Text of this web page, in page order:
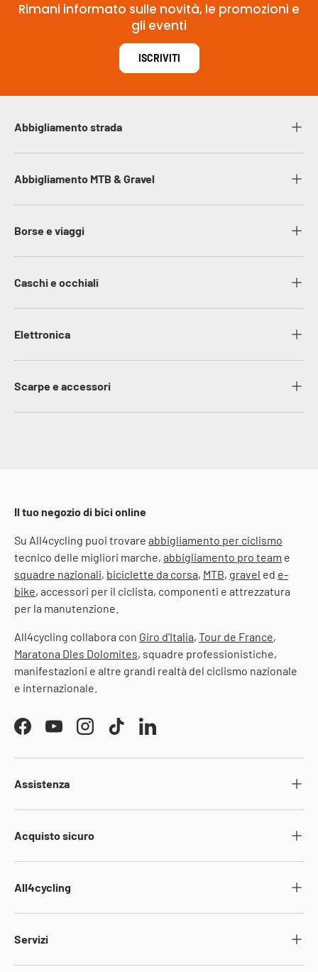
Rimani informato sulle novità, le promozioni e
gli eventi
ISCRIVITI
Abbigliamento strada
Abbigliamento MTB & Gravel
Borse e viaggi
Caschi e occhiali
Elettronica
Scarpe e accessori
Il tuo negozio di bici online
Su All4cycling puoi trovare abbigliamento per ciclismo
tecnico delle migliori marche, abbigliamento pro team e
squadre nazionali, biciclette da corsa, MTB, gravel ed e-
bike, accessori per il ciclista, componenti e attrezzatura
per la manutenzione.
All4cycling collabora con Giro d'Italia, Tour de France,
Maratona Dles Dolomites, squadre professionistiche,
manifestazioni e altre grandi realtà del ciclismo nazionale
e internazionale.
FacebookYouTubeInstagramTikTokLinkedIn
Assistenza
Acquisto sicuro
All4cycling
Servizi